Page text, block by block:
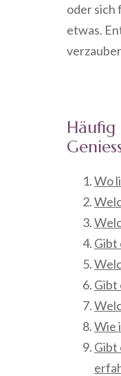
oder sich
etwas.
Häufig
Wo
Gibt
Gibt
Wie
Gibt